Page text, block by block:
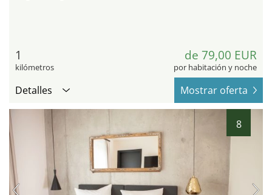
1
kilómetros
de 79,00 EUR
por habitación y noche
Detalles Mostrar oferta
8